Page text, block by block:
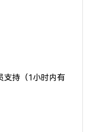
支持（1小时内有